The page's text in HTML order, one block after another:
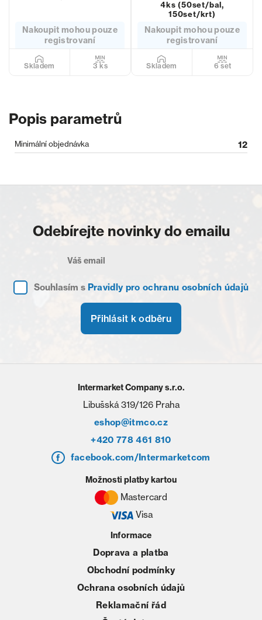
Nakoupit mohou pouze
registrovaní
Skladem 3 ks
4ks (50set/bal,
150set/krt)
Nakoupit mohou pouze
registrovaní
Skladem 6 set
Popis parametrů
Minimální objednávka 12
Odebírejte novinky do emailu
Souhlasím s Pravidly pro ochranu osobních údajů
Přihlásit k odběru
Intermarket Company s.r.o.
Libušská 319/126 Praha
eshop@itmco.cz
+420 778 461 810
facebook.com/Intermarketcom
Informace
Doprava a platba
Obchodní podmínky
Ochrana osobních údajů
Reklamační řád
Možnosti platby kartou
Mastercard
Visa